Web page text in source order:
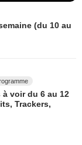
(du 10 au
à voir du 6 au 12
Trackers,